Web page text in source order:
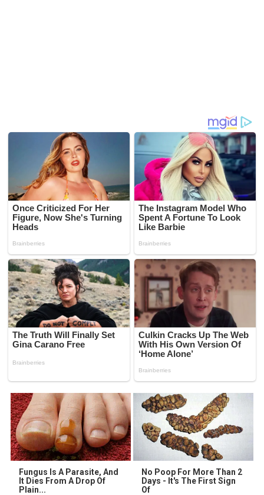
Fungus Is A Parasite, And
It Dies From A Drop Of
Plain...
No Poop For More Than 2
Days - It's The First Sign
Of